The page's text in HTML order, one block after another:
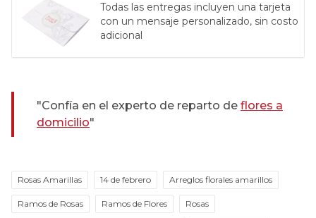
Todas las entregas incluyen una tarjeta
con un mensaje personalizado, sin costo
adicional
"Confía en el experto de reparto de flores a
domicilio"
Rosas Amarillas 14 de febrero Arreglos florales amarillos
Ramos de Rosas Ramos de Flores Rosas